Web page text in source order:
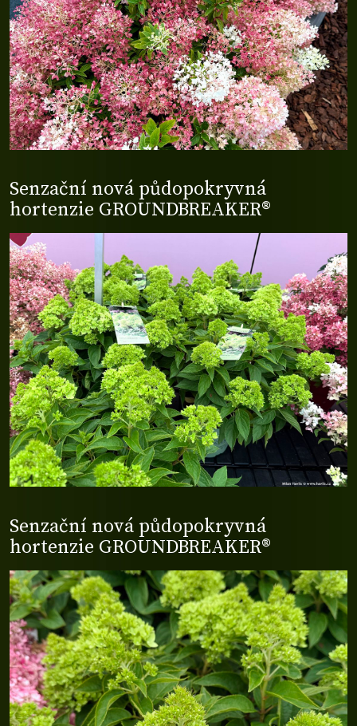
Senzační nová půdopokryvná
hortenzie GROUNDBREAKER®
Senzační nová půdopokryvná
hortenzie GROUNDBREAKER®